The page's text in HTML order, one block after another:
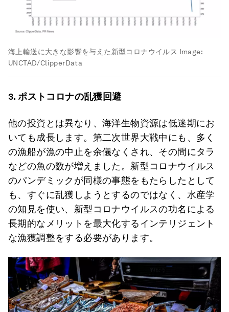
海上輸送に大きな影響を与えた新型コロナウイルス Image:
UNCTAD/ClipperData
3.ポストコロナの乱獲回避
他の投資とは異なり、海洋生物資源は低迷期にお
いても成長します。第二次世界大戦中にも、多く
の漁船が漁の中止を余儀なくされ、その間にタラ
などの魚の数が増えました。新型コロナウイルス
のパンデミックが同様の事態をもたらしたとして
も、すぐに乱獲しようとするのではなく、水産学
の知見を使い、新型コロナウイルスの功名による
長期的なメリットを最大化するインテリジェント
な漁獲調整をする必要があります。